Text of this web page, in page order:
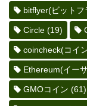
bitflyer(ビットフ
Circle (19)
coincheck(コイ
Ethereum(イー
GMOコイン (61)